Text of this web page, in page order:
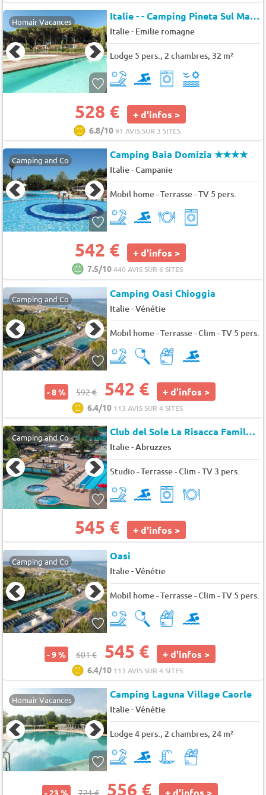
Homair Vacances Italie - - Camping Pineta Sul Mare *(nl)
Italie- Emilie romagne
Lodge 5 pers., 2 chambres, 32 m²
528 € + d'infos >
6.8/1091 AVIS SUR 3 SITES
Camping and Co Camping Baia Domizia★★★★
Italie-Campanie
Mobil home - Terrasse - TV 5 pers.
542 € + d'infos >
7.5/10440 AVIS SUR 6 SITES
Camping and Co Camping Oasi Chioggia
Italie-Vénétie
Mobil home - Terrasse - Clim - TV 5 pers.
- 8 % 592 € 542 € + d'infos >
6.4/10 113 AVIS SUR 4 SITES
Camping and Co Club del Sole La Risacca Family Collection
Italie-Abruzzes
Studio - Terrasse - Clim - TV 3 pers.
545 € + d'infos >
Camping and Co Oasi
Italie-Vénétie
Mobil home - Terrasse - Clim - TV 5 pers.
- 9 % 601 € 545 € + d'infos >
6.4/10 113 AVIS SUR 4 SITES
Homair Vacances Camping Laguna Village Caorle
Italie-Vénétie
Lodge 4 pers., 2 chambres, 24 m²
- 23 % 721 € 556 € + d'infos >